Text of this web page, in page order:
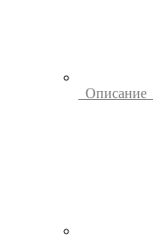
Описание